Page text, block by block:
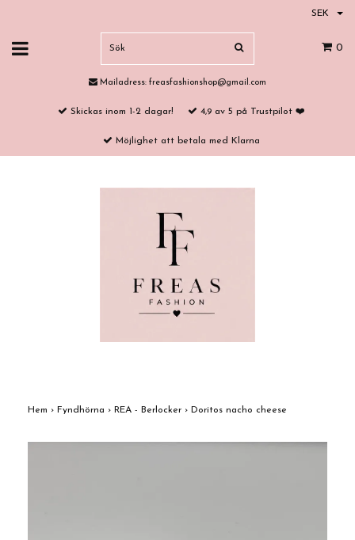
SEK
0
Mailadress: freasfashionshop@gmail.com
Skickas inom 1-2 dagar! 4,9 av 5 på Trustpilot ❤️
Möjlighet att betala med Klarna
Hem › Fyndhörna › REA - Berlocker › Doritos nacho cheese